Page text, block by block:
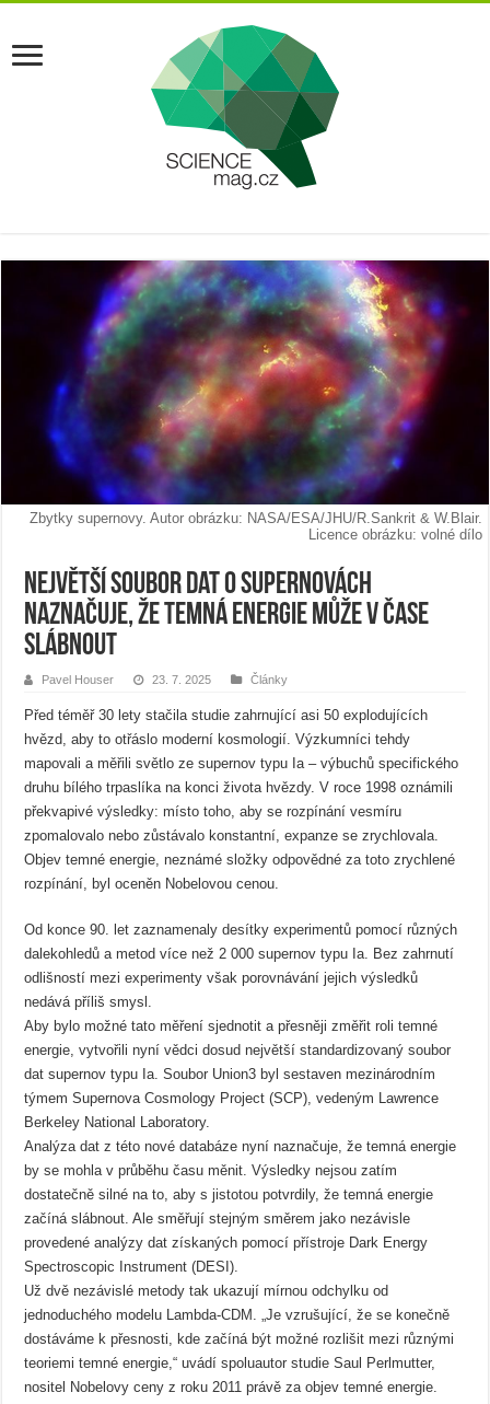
Zbytky supernovy. Autor obrázku: NASA/ESA/JHU/R.Sankrit & W.Blair.
Licence obrázku: volné dílo
Největší soubor dat o supernovách
naznačuje, že temná energie může v čase
slábnout
Pavel Houser 23. 7. 2025 Články
Před téměř 30 lety stačila studie zahrnující asi 50 explodujících
hvězd, aby to otřáslo moderní kosmologií. Výzkumníci tehdy
mapovali a měřili světlo ze supernov typu Ia – výbuchů specifického
druhu bílého trpaslíka na konci života hvězdy. V roce 1998 oznámili
překvapivé výsledky: místo toho, aby se rozpínání vesmíru
zpomalovalo nebo zůstávalo konstantní, expanze se zrychlovala.
Objev temné energie, neznámé složky odpovědné za toto zrychlené
rozpínání, byl oceněn Nobelovou cenou.
Od konce 90. let zaznamenaly desítky experimentů pomocí různých
dalekohledů a metod více než 2 000 supernov typu Ia. Bez zahrnutí
odlišností mezi experimenty však porovnávání jejich výsledků
nedává příliš smysl.
Aby bylo možné tato měření sjednotit a přesněji změřit roli temné
energie, vytvořili nyní vědci dosud největší standardizovaný soubor
dat supernov typu Ia. Soubor Union3 byl sestaven mezinárodním
týmem Supernova Cosmology Project (SCP), vedeným Lawrence
Berkeley National Laboratory.
Analýza dat z této nové databáze nyní naznačuje, že temná energie
by se mohla v průběhu času měnit. Výsledky nejsou zatím
dostatečně silné na to, aby s jistotou potvrdily, že temná energie
začíná slábnout. Ale směřují stejným směrem jako nezávisle
provedené analýzy dat získaných pomocí přístroje Dark Energy
Spectroscopic Instrument (DESI).
Už dvě nezávislé metody tak ukazují mírnou odchylku od
jednoduchého modelu Lambda-CDM. „Je vzrušující, že se konečně
dostáváme k přesnosti, kde začíná být možné rozlišit mezi různými
teoriemi temné energie,“ uvádí spoluautor studie Saul Perlmutter,
nositel Nobelovy ceny z roku 2011 právě za objev temné energie.